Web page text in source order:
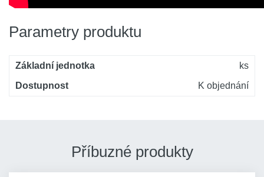
Parametry produktu
Základní jednotka
ks
Dostupnost
K objednání
Příbuzné produkty